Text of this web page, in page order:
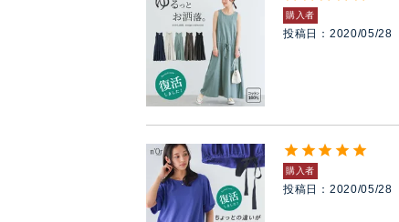
購入者
投稿日 2020/05/28
購入者
投稿日 2020/05/28